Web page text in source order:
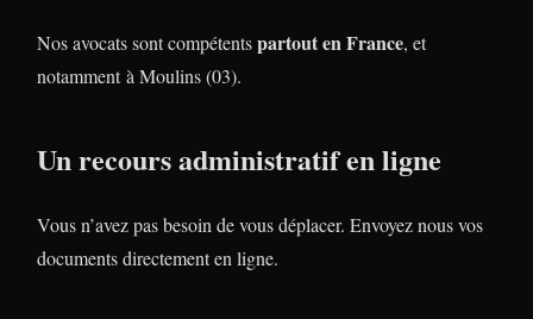
Nos avocats sont compétentspartout en France, et
notamment à Moulins (03).
Un recours administratif en ligne
Vous n’avez pas besoin de vous déplacer. Envoyez nous vos
documents directement en ligne.